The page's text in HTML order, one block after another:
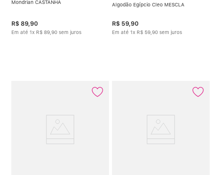
Mondrian CASTANHA
R$ 89,90
Em até 1x R$ 89 90 sem juros
Algodão Egípcio Cleo MESCLA
R$ 59,90
Em até 1x R$ 59 90 sem juros